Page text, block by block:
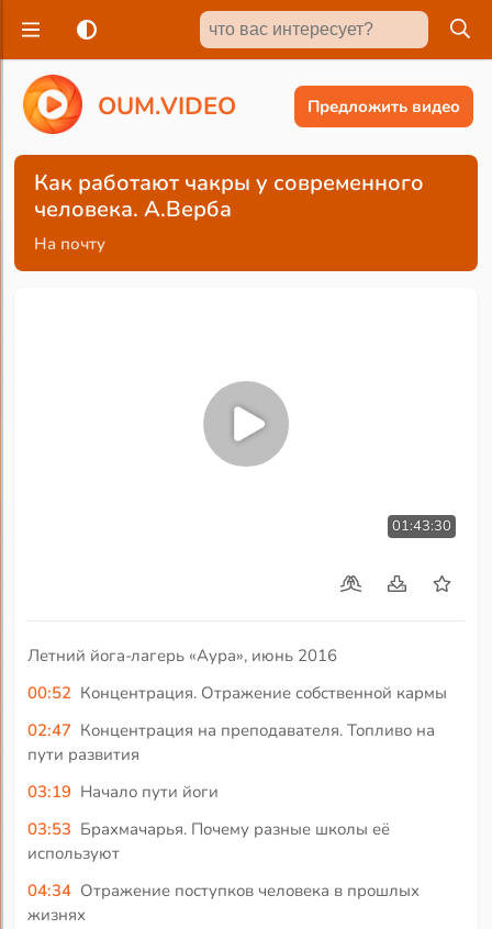
OUM.VIDEO Предложить видео
Как работают чакры у современного
человека. А.Верба
На почту
01:43:30
Летний йога-лагерь «Аура», июнь 2016
00:52 Концентрация. Отражение собственной кармы
02:47 Концентрация на преподавателя. Топливо на
пути развития
03:19 Начало пути йоги
03:53 Брахмачарья. Почему разные школы её
используют
04:34 Отражение поступков человека в прошлых
жизнях